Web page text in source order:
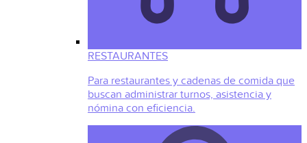
RESTAURANTES
Para restaurantes y cadenas de comida que
buscan administrar turnos, asistencia y
nómina con eficiencia.